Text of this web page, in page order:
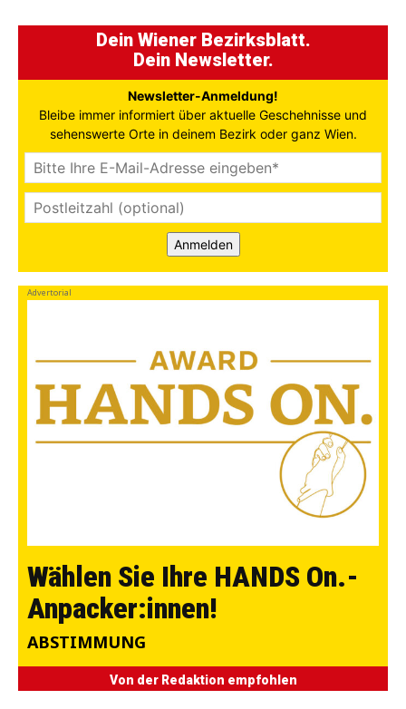
Dein Wiener Bezirksblatt.
Dein Newsletter.
Newsletter-Anmeldung!
Bleibe immer informiert über aktuelle Geschehnisse und
sehenswerte Orte in deinem Bezirk oder ganz Wien.
Anmelden
Advertorial
Wählen Sie Ihre HANDS On.-
Anpacker:innen!
ABSTIMMUNG
Von der Redaktion empfohlen